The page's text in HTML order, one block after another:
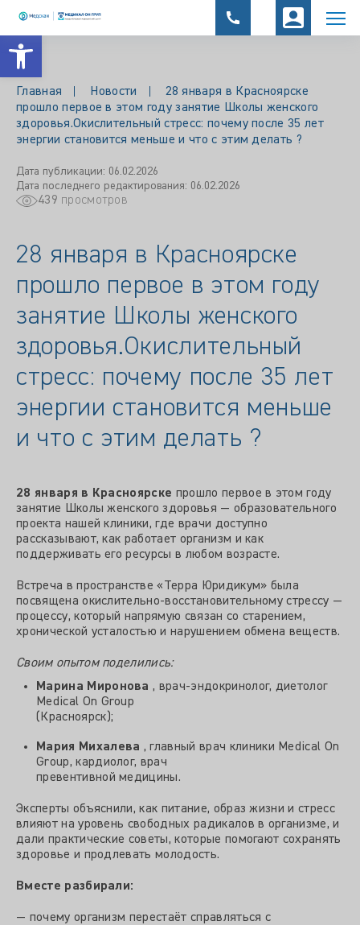
Открыть панель инструментов
Главная Новости
28 января в Красноярске
прошло первое в этом году занятие Школы женского
здоровья.Окислительный стресс: почему после 35 лет
энергии становится меньше и что с этим делать ?
Дата публикации: 06.02.2026
Дата последнего редактирования: 06.02.2026
439 просмотров
28 января в Красноярске
прошло первое в этом году
занятие Школы женского
здоровья.Окислительный
стресс: почему после 35 лет
энергии становится меньше
и что с этим делать ?
28 января в Красноярске прошло первое в этом году
занятие Школы женского здоровья — образовательного
проекта нашей клиники, где врачи доступно
рассказывают, как работает организм и как
поддерживать его ресурсы в любом возрасте.
Встреча в пространстве «Терра Юридикум» была
посвящена окислительно-восстановительному стрессу —
процессу, который напрямую связан со старением,
хронической усталостью и нарушением обмена веществ.
Своим опытом поделились:
Марина Миронова, врач-эндокринолог, диетолог
Medical On Group
(Красноярск);
Мария Михалева , главный врач клиники Medical On
Group, кардиолог, врач
превентивной медицины.
Эксперты объяснили, как питание, образ жизни и стресс
влияют на уровень свободных радикалов в организме, и
дали практические советы, которые помогают сохранять
здоровье и продлевать молодость.
Вместе разбирали:
— почему организм перестаёт справляться с